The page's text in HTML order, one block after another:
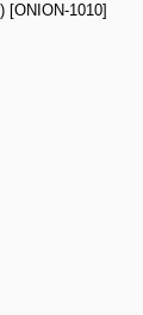
[ONION-1010]